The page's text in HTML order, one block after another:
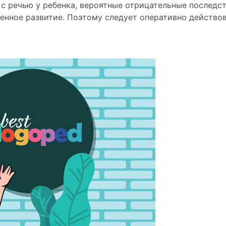
речью у ребенка, вероятные отрицательные
развитие. Поэтому следует оперативно